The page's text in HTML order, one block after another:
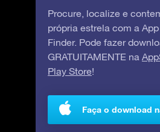
Procure, localize e
própria estrela com a
Finder. Pode fazer
GRATUITAMENTE na
Play Store!
Faça o download